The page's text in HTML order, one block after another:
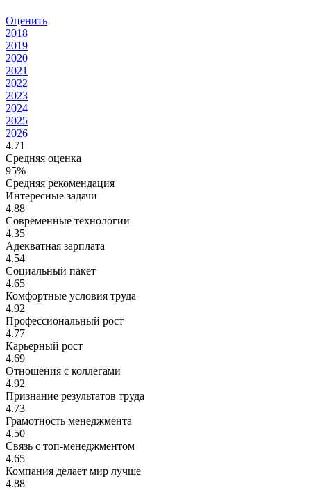
Оценить
2018
2019
2020
2021
2022
2023
2024
2025
2026
4.71
Средняя оценка
95%
Средняя рекомендация
Интересные задачи
4.88
Современные технологии
4.35
Адекватная зарплата
4.54
Социальный пакет
4.65
Комфортные условия труда
4.92
Профессиональный рост
4.77
Карьерный рост
4.69
Отношения с коллегами
4.92
Признание результатов труда
4.73
Грамотность менеджмента
4.50
Связь с топ-менеджментом
4.65
Компания делает мир лучше
4.88